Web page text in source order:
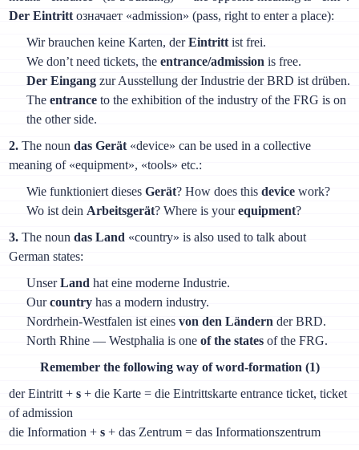
Der Eintritt означает «admission» (pass, right to enter a place):
Wir brauchen keine Karten, derEintrittist frei.
We don’t need tickets, the entrance/admission is free.
Der Eingangzur Ausstellung der Industrie der BRD ist drüben.
The entranceto the exhibition of the industry of the FRG is on
the other side.
2. The noundas Gerät «device» can be used in a collective
meaning of «equipment», «tools» etc.:
Wie funktioniert dieses Gerät? How does this devicework?
Wo ist dein Arbeitsgerät? Where is yourequipment?
3. The noundas Land «country» is also used to talk about
German states:
UnserLand hat eine moderne Industrie.
Ourcountryhas a modern industry.
Nordrhein-Westfalen ist eines von den Ländern der BRD.
North Rhine — Westphalia is one of the statesof the FRG.
Remember the following way of word-formation (1)
der Eintritt +s + die Karte = die Eintrittskarte entrance ticket, ticket
of admission
die Information +s + das Zentrum = das Informationszentrum